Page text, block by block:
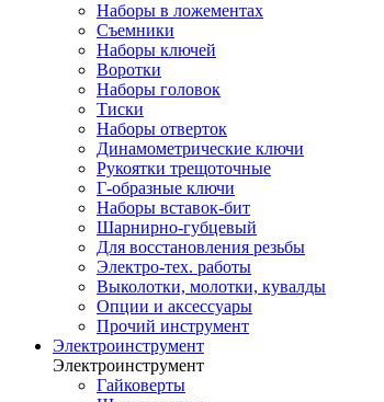
Наборы в ложементах
Съемники
Наборы ключей
Воротки
Наборы головок
Тиски
Наборы отверток
Динамометрические ключи
Рукоятки трещоточные
Г-образные ключи
Наборы вставок-бит
Шарнирно-губцевый
Для восстановления резьбы
Электро-тех. работы
Выколотки, молотки, кувалды
Опции и аксессуары
Прочий инструмент
Электроинструмент
Электроинструмент
Гайковерты